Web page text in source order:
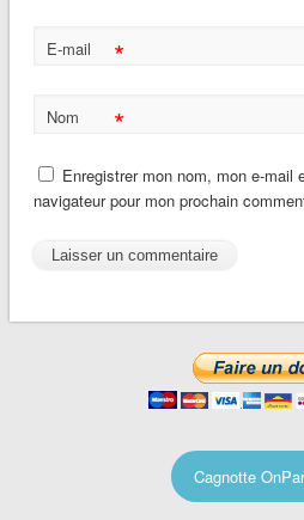
E-mail *
Nom *
Enregistrer mon nom, mon e-mail
navigateur pour mon prochain
Cagnotte